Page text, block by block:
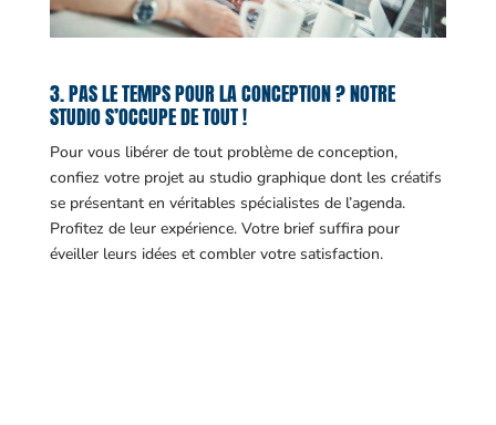
3. PAS LE TEMPS POUR LA CONCEPTION ? NOTRE
STUDIO S’OCCUPE DE TOUT !
Pour vous libérer de tout problème de conception,
confiez votre projet au studio graphique dont les créatifs
se présentant en véritables spécialistes de l’agenda.
Profitez de leur expérience. Votre brief suffira pour
éveiller leurs idées et combler votre satisfaction.